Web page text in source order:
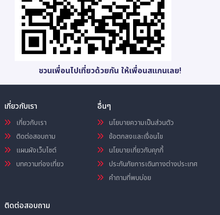
ชวนเพื่อนไปเที่ยวด้วยกัน ให้เพื่อนสแกนเลย!
เกี่ยวกับเรา
เกี่ยวกับเรา
ติดต่อสอบถาม
แผนผังเว็บไซต์
บทความท่องเที่ยว
อื่นๆ
นโยบายความเป็นส่วนตัว
ข้อตกลงและเงื่อนไข
นโยบายเกี่ยวกับคุกกี้
ประกันภัยการเดินทางต่างประเทศ
คำถามที่พบบ่อย
ติดต่อสอบถาม